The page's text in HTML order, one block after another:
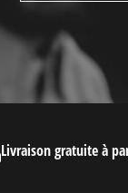
Livraison gratuite à